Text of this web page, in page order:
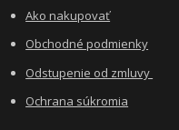
Ako nakupovať
Obchodné podmienky
Odstupenie od zmluvy
Ochrana súkromia